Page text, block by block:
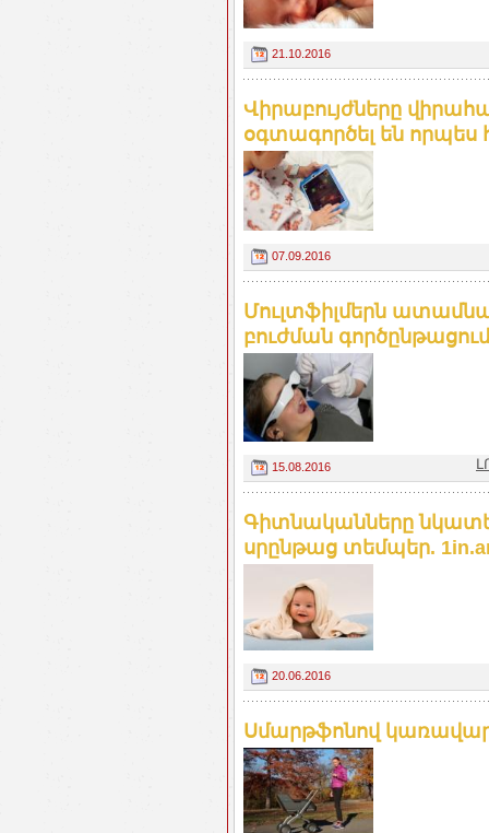
21.10.2016
Վիրաբույժները
օգտագործել են որպես
07.09.2016
Մուլտֆիլմերն
բուժման
15.08.2016
Գիտնականները
սրընթաց տեմպեր.
20.06.2016
Սմարթֆոնով